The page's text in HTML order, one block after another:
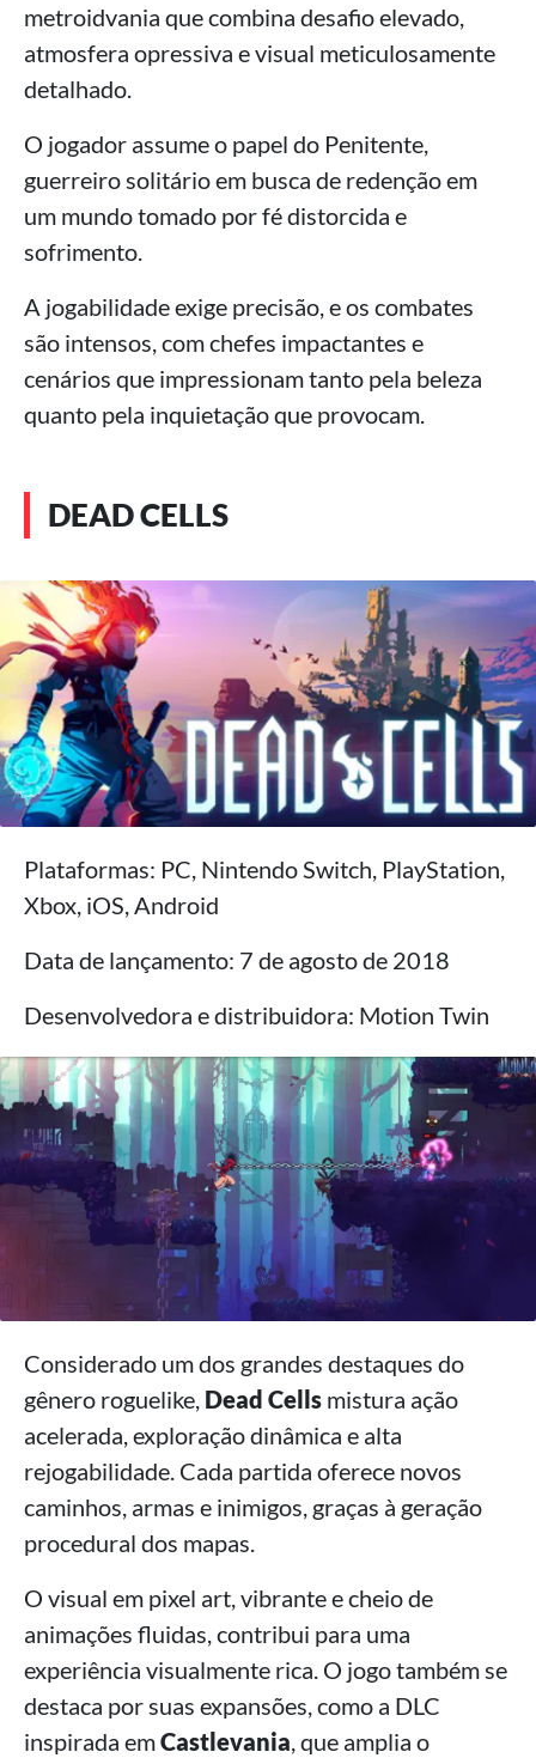
metroidvania que combina desafio elevado,
atmosfera opressiva e visual meticulosamente
detalhado.
O jogador assume o papel do Penitente,
guerreiro solitário em busca de redenção em
um mundo tomado por fé distorcida e
sofrimento.
A jogabilidade exige precisão, e os combates
são intensos, com chefes impactantes e
cenários que impressionam tanto pela beleza
quanto pela inquietação que provocam.
DEAD CELLS
Plataformas: PC, Nintendo Switch, PlayStation,
Xbox, iOS, Android
Data de lançamento: 7 de agosto de 2018
Desenvolvedora e distribuidora: Motion Twin
Considerado um dos grandes destaques do
gênero roguelike, Dead Cells mistura ação
acelerada, exploração dinâmica e alta
rejogabilidade. Cada partida oferece novos
caminhos, armas e inimigos, graças à geração
procedural dos mapas.
O visual em pixel art, vibrante e cheio de
animações fluidas, contribui para uma
experiência visualmente rica. O jogo também se
destaca por suas expansões, como a DLC
inspirada emCastlevania, que amplia o